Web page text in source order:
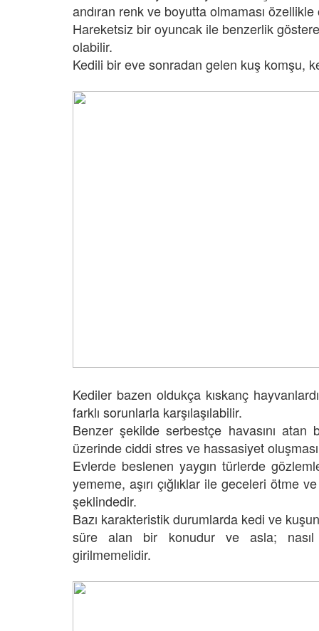
andıran renk ve boyutta olmaması özellikle
Hareketsiz bir oyuncak ile benzerlik
olabilir.
Kedili bir eve sonradan gelen kuş komşu,
Kediler bazen oldukça kıskanç
farklı sorunlarla karşılaşılabilir.
Benzer şekilde serbestçe havasını
üzerinde ciddi stres ve hassasiyet
Evlerde beslenen yaygın türlerde
yememe, aşırı çığlıklar ile geceleri ötme
şeklindedir.
Bazı karakteristik durumlarda kedi ve
süre alan bir konudur ve asla; nasıl
girilmemelidir.